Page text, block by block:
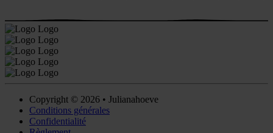
Copyright © 2026 • Julianahoeve
Conditions générales
Confidentialité